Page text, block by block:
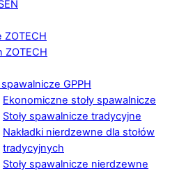
ZOTECH
spawalnicze GPPH
Ekonomiczne stoły spawalnicze
Stoły spawalnicze tradycyjne
Nakładki nierdzewne dla stołów
tradycyjnych
Stoły spawalnicze nierdzewne